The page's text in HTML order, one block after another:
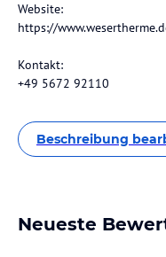
Website:
https://
Kontakt:
+49 5672 92110
Beschreibung
Neueste